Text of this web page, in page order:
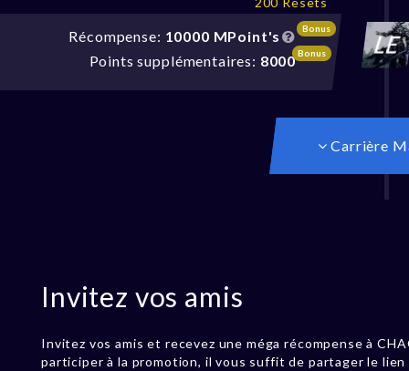
Récompense: 10000 MPoint's Bonus
Points supplémentaires: 8000Bonus
Carrière
Invitez vos amis
Invitez vos amis et recevez une méga récompense à
participer à la promotion, il vous suffit de partager le lien